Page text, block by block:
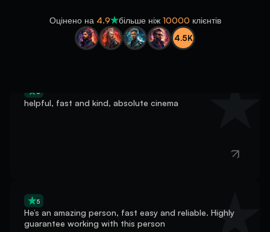
Оцінено на 4.9 більше ніж 10000 клієнтів
4.5K
He’s an amazing person, fast easy and reliable. Highly
guarantee working with this person